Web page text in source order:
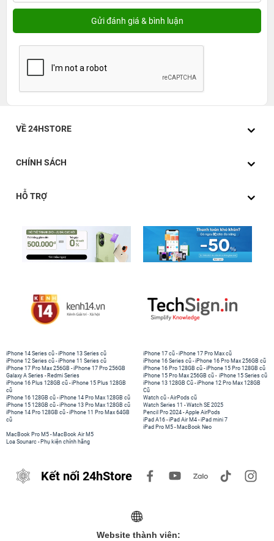
VỀ 24HSTORE
CHÍNH SÁCH
HỖ TRỢ
iPhone 14 Series cũ -iPhone 13 Series cũ
iPhone 12 Series cũ -iPhone 11 Series cũ
iPhone 17 Pro Max 256GB -iPhone 17 Pro 256GB
Galaxy A Series - Redmi Series
iPhone 17 cũ -iPhone 17 Pro Max cũ
iPhone 16 Series cũ - iPhone 16 Pro Max 256GB cũ
iPhone 16 Pro 128GB cũ -iPhone 15 Pro 128GB cũ
iPhone 15 Pro Max 256GB cũ - iPhone 15 Series cũ
iPhone 16 Plus 128GB cũ -iPhone 15 Plus 128GB
cũ
iPhone 16 128GB cũ -iPhone 14 Pro Max 128GB cũ
iPhone 15 128GB cũ -iPhone 13 Pro Max 128GB cũ
iPhone 14 Pro 128GB cũ -iPhone 11 Pro Max 64GB
cũ
iPhone 13 128GB Cũ -iPhone 12 Pro Max 128GB
Cũ
Watch cũ -AirPods cũ
Watch Series 11 -Watch SE 2025
Pencil Pro 2024 -Apple AirPods
iPad A16 -iPad Air M4 -iPad mini 7
iPad Pro M5 - MacBook Neo
MacBook Pro M5 - MacBook Air M5
Loa Sounarc - Phụ kiện chính hãng
Kết nối 24hStore
Website thành viên: